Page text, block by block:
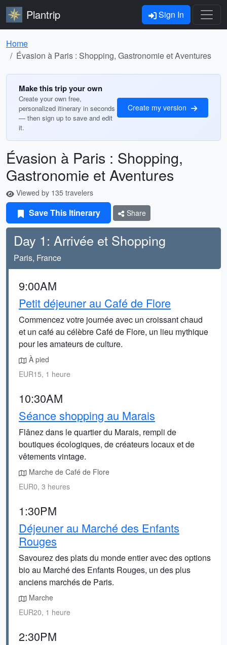
Plantrip Sign In
Home
Évasion à Paris : Shopping, Gastronomie et Aventures
Make this trip your own
Create your own free,
personalized itinerary in seconds
— then sign up to save and edit
it.
Create my version
Évasion à Paris : Shopping,
Gastronomie et Aventures
Viewed by 135 travelers
Save This Itinerary Share
Day 1: Arrivée et Shopping
Paris, France
9:00AM
Petit déjeuner au Café de Flore
Commencez votre journée avec un croissant chaud
et un café au célèbre Café de Flore, un lieu mythique
pour les amateurs de culture.
À pied
EUR15, 1 heure
10:30AM
Séance shopping au Marais
Flânez dans le quartier du Marais, rempli de
boutiques écologiques, de créateurs locaux et de
vêtements vintage.
Marche de Café de Flore
EUR0, 3 heures
1:30PM
Déjeuner au Marché des Enfants
Rouges
Savourez des plats du monde entier avec des options
bio au Marché des Enfants Rouges, un des plus
anciens marchés de Paris.
Marche
EUR20, 1 heure
2:30PM